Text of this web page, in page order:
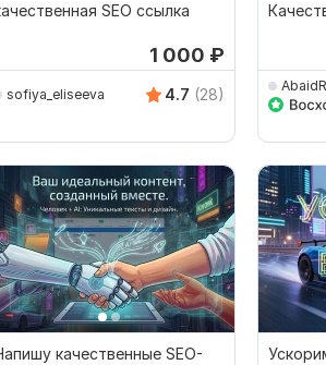
SEO ссылка
1 000 ₽
sofiya_eliseeva 4.7 (28)
качественные SEO-